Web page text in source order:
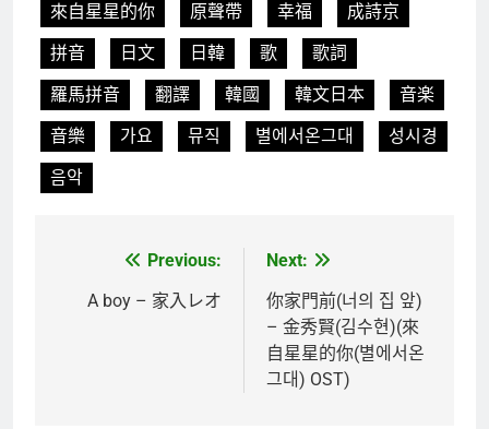
來自星星的你
原聲帶 幸福
成詩京
拼音
日文 日韓 歌
歌詞
羅馬拼音
翻譯 韓國 韓文日本
音楽
音樂
가요 뮤직 별에서온그대
성시경
음악
Previous:
A boy – 家入レオ
Next:
你家門前(너의 집 앞)
– 金秀賢(김수현)(來
自星星的你(별에서온
그대) OST)